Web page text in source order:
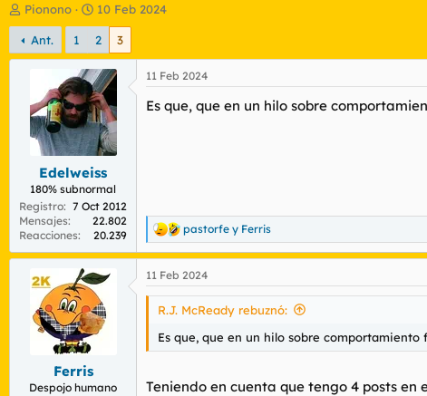
I
n
i
c
d
o
t
e
m
a
Pionono
F
e
c
h
a
d
e
i
n
i
c
i
o
10 Feb 2024
Ant. 1 2 3
Edelweiss
180% subnormal
Registro
7 Oct 2012
Mensajes
22.802
Reacciones
20.239
11 Feb 2024
Es que, que en un hilo sobre
R
e
a
c
c
e
:
pastorfe y Ferris
Ferris
Despojo humano
11 Feb 2024
R.J. McReady rebuznó:
Es que, que en un hilo sobre
Teniendo en cuenta que tengo 4 posts